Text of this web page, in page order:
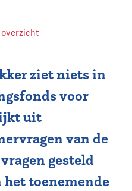
overzicht
ziet niets in
voor
uit
van de
gesteld
toenemende